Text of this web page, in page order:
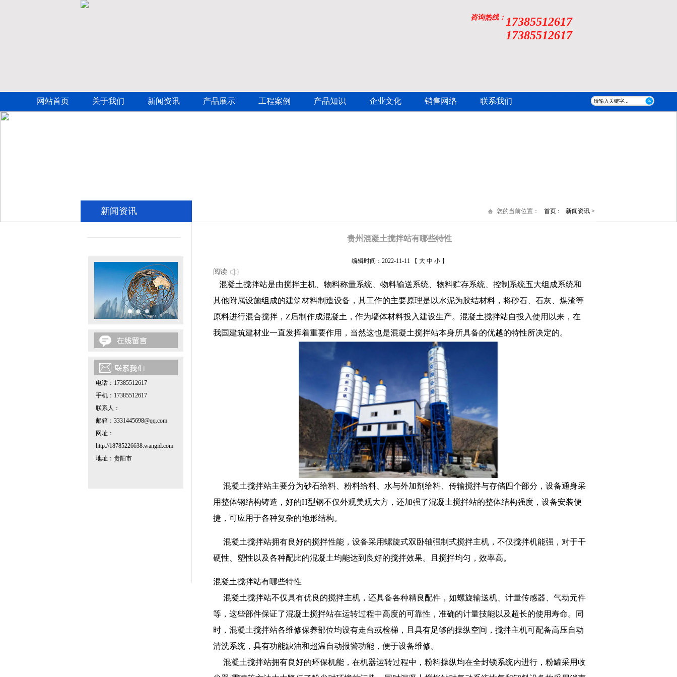
咨询热线： 17385512617
17385512617
网站首页 关于我们 新闻资讯 产品展示 工程案例 产品知识 企业文化 销售网络 联系我们
新闻资讯 您的当前位置： 首页 : 新闻资讯 >
电话：17385512617
手机：17385512617
联系人：
邮箱：3331445698@qq.com
网址：
http://18785226638.wangid.com
地址：贵阳市
贵州混凝土搅拌站有哪些特性
编辑时间：2022-11-11 【 大 中 小】
阅读
混凝土搅拌站是由搅拌主机、物料称量系统、物料输送系统、物料贮存系统、控制系统五大组成系统和
其他附属设施组成的建筑材料制造设备，其工作的主要原理是以水泥为胶结材料，将砂石、石灰、煤渣等
原料进行混合搅拌，Z后制作成混凝土，作为墙体材料投入建设生产。混凝土搅拌站自投入使用以来，在
我国建筑建材业一直发挥着重要作用，当然这也是混凝土搅拌站本身所具备的优越的特性所决定的。
混凝土搅拌站主要分为砂石给料、粉料给料、水与外加剂给料、传输搅拌与存储四个部分，设备通身采
用整体钢结构铸造，好的H型钢不仅外观美观大方，还加强了混凝土搅拌站的整体结构强度，设备安装便
捷，可应用于各种复杂的地形结构。
混凝土搅拌站拥有良好的搅拌性能，设备采用螺旋式双卧轴强制式搅拌主机，不仅搅拌机能强，对于干
硬性、塑性以及各种配比的混凝土均能达到良好的搅拌效果。且搅拌均匀，效率高。
混凝土搅拌站有哪些特性
混凝土搅拌站不仅具有优良的搅拌主机，还具备各种精良配件，如螺旋输送机、计量传感器、气动元件
等，这些部件保证了混凝土搅拌站在运转过程中高度的可靠性，准确的计量技能以及超长的使用寿命。同
时，混凝土搅拌站各维修保养部位均设有走台或检梯，且具有足够的操纵空间，搅拌主机可配备高压自动
清洗系统，具有功能缺油和超温自动报警功能，便于设备维修。
混凝土搅拌站拥有良好的环保机能，在机器运转过程中，粉料操纵均在全封锁系统内进行，粉罐采用收